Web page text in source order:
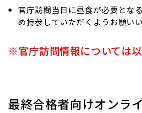
官庁訪問当日に昼食が必要とな
め持参していただくようお願いい
※官庁訪問情報については以
最終合格者向けオンラ